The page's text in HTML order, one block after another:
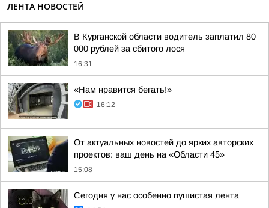
ЛЕНТА НОВОСТЕЙ
В Курганской области водитель заплатил 80
000 рублей за сбитого лося
16:31
«Нам нравится бегать!»
16:12
От актуальных новостей до ярких авторских
проектов: ваш день на «Области 45»
15:08
Сегодня у нас особенно пушистая лента